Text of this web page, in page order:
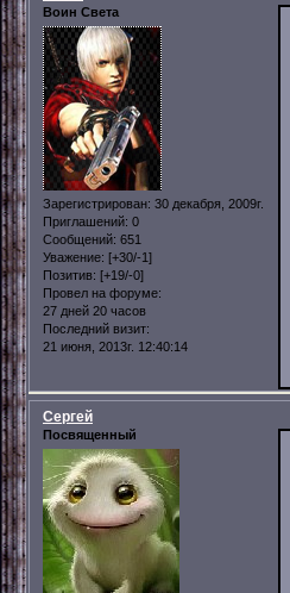
Воин Света
Зарегистрирован: 30 декабря, 2009г.
Приглашений: 0
Сообщений: 651
Уважение: [+30/-1]
Позитив: [+19/-0]
Провел на форуме:
27 дней 20 часов
Последний визит:
21 июня, 2013г. 12:40:14
Сергей
Посвященный